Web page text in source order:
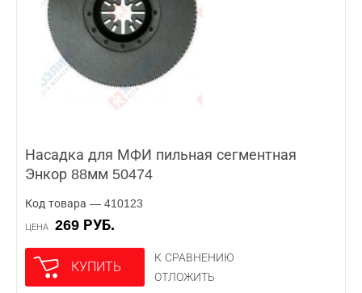
Насадка для МФИ пильная сегментная
Энкор 88мм 50474
Код товара — 410123
ЦЕНА 269 РУБ.
КУПИТЬ
К СРАВНЕНИЮ
ОТЛОЖИТЬ